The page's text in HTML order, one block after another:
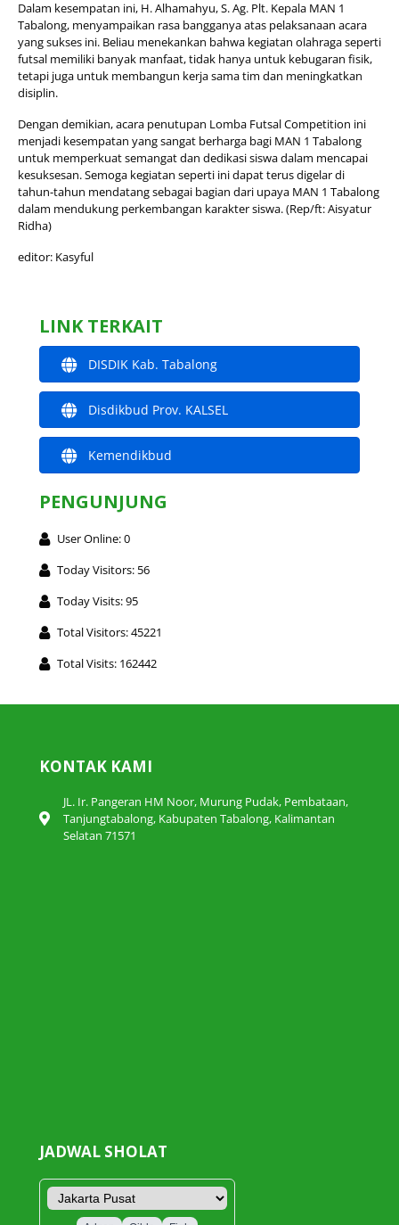
Dalam kesempatan ini, H. Alhamahyu, S. Ag. Plt. Kepala MAN 1
Tabalong, menyampaikan rasa bangganya atas pelaksanaan acara
yang sukses ini. Beliau menekankan bahwa kegiatan olahraga seperti
futsal memiliki banyak manfaat, tidak hanya untuk kebugaran fisik,
tetapi juga untuk membangun kerja sama tim dan meningkatkan
disiplin.
Dengan demikian, acara penutupan Lomba Futsal Competition ini
menjadi kesempatan yang sangat berharga bagi MAN 1 Tabalong
untuk memperkuat semangat dan dedikasi siswa dalam mencapai
kesuksesan. Semoga kegiatan seperti ini dapat terus digelar di
tahun-tahun mendatang sebagai bagian dari upaya MAN 1 Tabalong
dalam mendukung perkembangan karakter siswa. (Rep/ft: Aisyatur
Ridha)
editor: Kasyful
LINK TERKAIT
DISDIK Kab. Tabalong
Disdikbud Prov. KALSEL
Kemendikbud
PENGUNJUNG
User Online: 0
Today Visitors: 56
Today Visits: 95
Total Visitors: 45221
Total Visits: 162442
KONTAK KAMI
JL. Ir. Pangeran HM Noor, Murung Pudak, Pembataan,
Tanjungtabalong, Kabupaten Tabalong, Kalimantan
Selatan 71571
JADWAL SHOLAT